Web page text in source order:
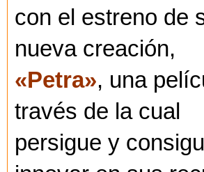
con el estreno de
nueva creación,
«Petra», una
través de la cual
persigue y